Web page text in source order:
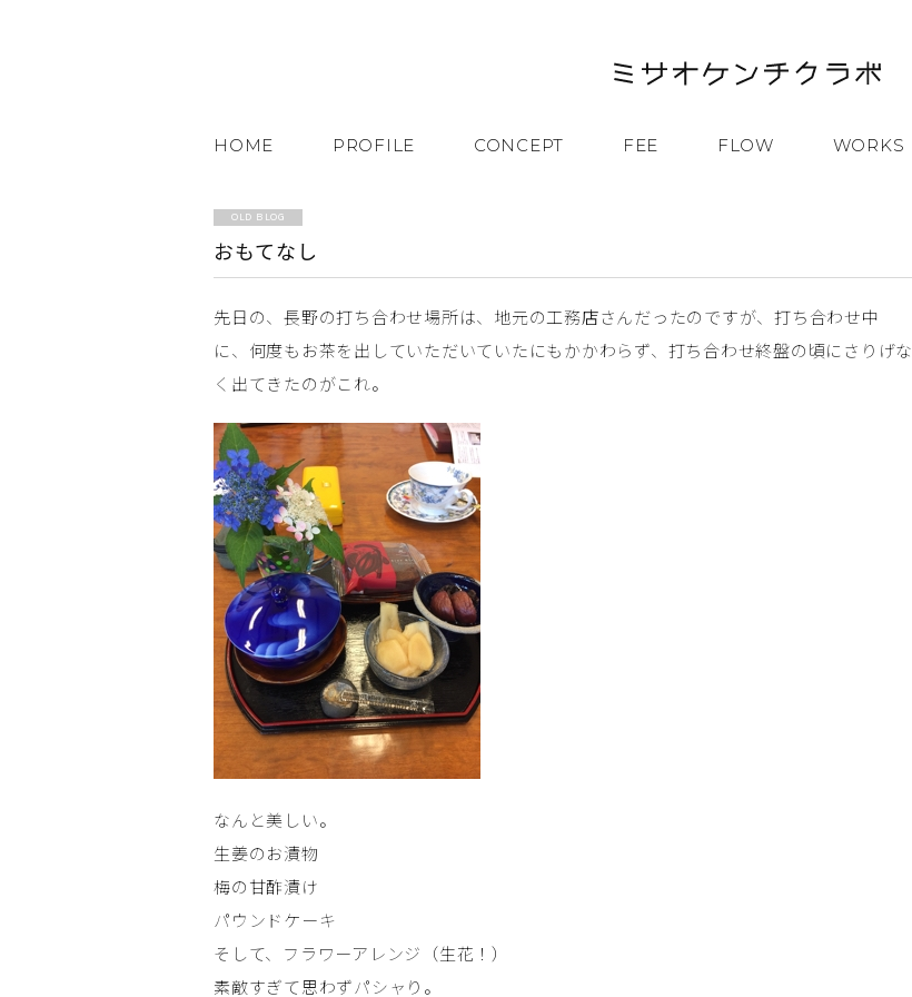
HOME PROFILE CONCEPT FEE FLOW WORKS
OLD BLOG
おもてなし
先日の、長野の打ち合わせ場所は、地元の工務店さんだったのですが、打ち合わせ中
に、何度もお茶を出していただいていたにもかかわらず、打ち合わせ終盤の頃にさりげな
く出てきたのがこれ。
なんと美しい。
生姜のお漬物
梅の甘酢漬け
パウンドケーキ
そして、フラワーアレンジ（生花！）
素敵すぎて思わずパシャり。